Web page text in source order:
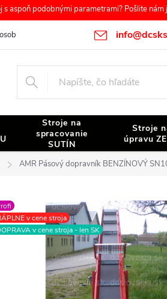
s aspoň podobnými parametrami? Pošlite
údajov Reklamačné podmienky
Stroje na
spracovanie
SUTÍN
Stroje
úpravu
AMR Pásový dopravník BENZÍNOVÝ
v cene stroja
v cene stroja - len SK